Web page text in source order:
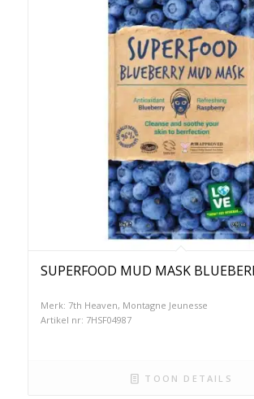
SUPERFOOD MUD MASK
Merk: 7th Heaven, Montagne Jeunesse
Artikel nr: 7HSF04987
TOON DETAILS